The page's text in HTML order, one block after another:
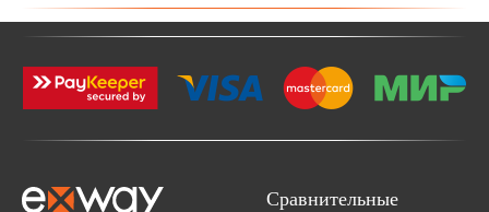
Сравнительные